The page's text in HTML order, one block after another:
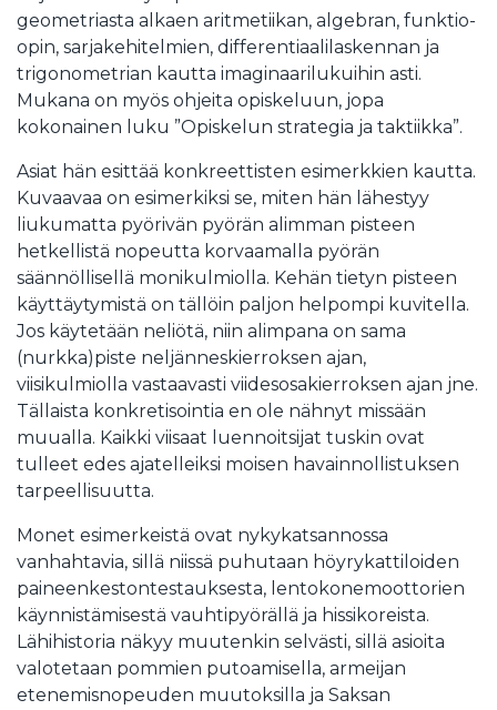
geometriasta alkaen aritmetiikan, algebran, funktio-
opin, sarjakehitelmien, differentiaalilaskennan ja
trigonometrian kautta imaginaarilukuihin asti.
Mukana on myös ohjeita opiskeluun, jopa
kokonainen luku ”Opiskelun strategia ja taktiikka”.
Asiat hän esittää konkreettisten esimerkkien kautta.
Kuvaavaa on esimerkiksi se, miten hän lähestyy
liukumatta pyörivän pyörän alimman pisteen
hetkellistä nopeutta korvaamalla pyörän
säännöllisellä monikulmiolla. Kehän tietyn pisteen
käyttäytymistä on tällöin paljon helpompi kuvitella.
Jos käytetään neliötä, niin alimpana on sama
(nurkka)piste neljänneskierroksen ajan,
viisikulmiolla vastaavasti viidesosakierroksen ajan jne.
Tällaista konkretisointia en ole nähnyt missään
muualla. Kaikki viisaat luennoitsijat tuskin ovat
tulleet edes ajatelleiksi moisen havainnollistuksen
tarpeellisuutta.
Monet esimerkeistä ovat nykykatsannossa
vanhahtavia, sillä niissä puhutaan höyrykattiloiden
paineenkestontestauksesta, lentokonemoottorien
käynnistämisestä vauhtipyörällä ja hissikoreista.
Lähihistoria näkyy muutenkin selvästi, sillä asioita
valotetaan pommien putoamisella, armeijan
etenemisnopeuden muutoksilla ja Saksan